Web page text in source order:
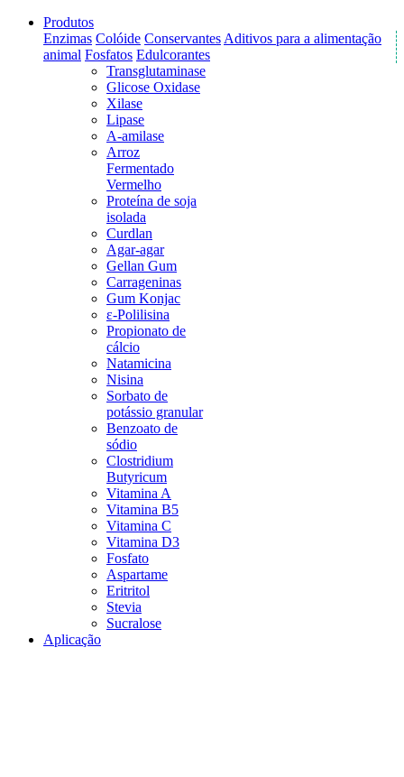
Produtos
Enzimas Colóide Conservantes Aditivos para a alimentação
animal Fosfatos Edulcorantes
Transglutaminase
Glicose Oxidase
Xilase
Lipase
A-amilase
Arroz
Fermentado
Vermelho
Proteína de soja
isolada
Curdlan
Agar-agar
Gellan Gum
Carrageninas
Gum Konjac
ε-Polilisina
Propionato de
cálcio
Natamicina
Nisina
Sorbato de
potássio granular
Benzoato de
sódio
Clostridium
Butyricum
Vitamina A
Vitamina B5
Vitamina C
Vitamina D3
Fosfato
Aspartame
Eritritol
Stevia
Sucralose
Aplicação